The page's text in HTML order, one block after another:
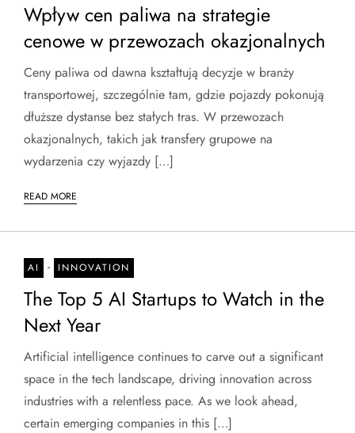
Wpływ cen paliwa na strategie
cenowe w przewozach okazjonalnych
Ceny paliwa od dawna kształtują decyzje w branży
transportowej, szczególnie tam, gdzie pojazdy pokonują
dłuższe dystanse bez stałych tras. W przewozach
okazjonalnych, takich jak transfery grupowe na
wydarzenia czy wyjazdy […]
READ MORE
AI - INNOVATION
The Top 5 AI Startups to Watch in the
Next Year
Artificial intelligence continues to carve out a significant
space in the tech landscape, driving innovation across
industries with a relentless pace. As we look ahead,
certain emerging companies in this […]